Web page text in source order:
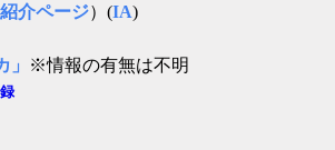
紹介ページ）(IA)
※情報の有無は不明